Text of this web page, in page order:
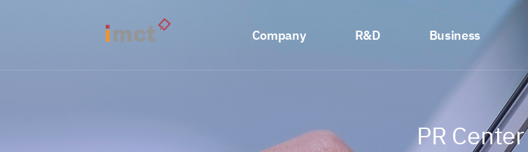
Company R&D Business
PR Center